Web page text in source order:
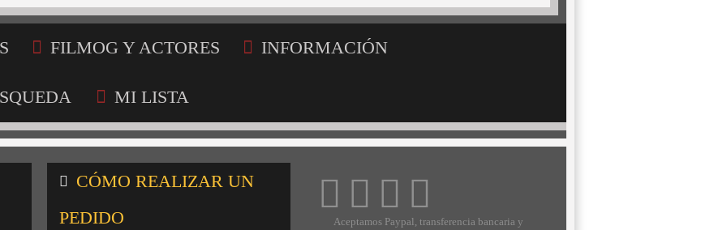
FILMOG Y ACTORES INFORMACIÓN
MI LISTA
CÓMO REALIZAR UN
PEDIDO
Aceptamos Paypal, transferencia bancaria y